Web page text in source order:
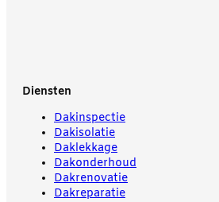
Diensten
Dakinspectie
Dakisolatie
Daklekkage
Dakonderhoud
Dakrenovatie
Dakreparatie